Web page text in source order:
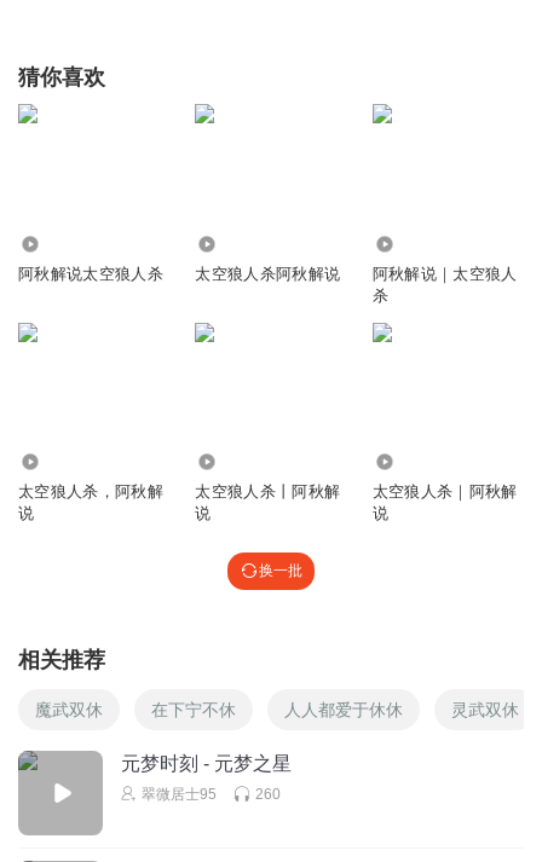
猜你喜欢
阿秋解说太空狼人杀 太空狼人杀阿秋解说
阿秋解说｜太空狼人
杀
太空狼人杀，阿秋解
说
太空狼人杀丨阿秋解
说
太空狼人杀｜阿秋解
说
换一批
相关推荐
魔武双休 在下宁不休 人人都爱于休休 灵武双休
元梦时刻 - 元梦之星
翠微居士95 260